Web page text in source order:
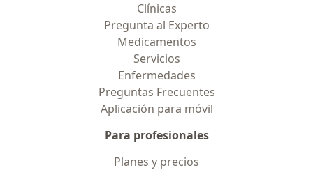
Clínicas
Pregunta al Experto
Medicamentos
Servicios
Enfermedades
Preguntas Frecuentes
Aplicación para móvil
Para profesionales
Planes y precios